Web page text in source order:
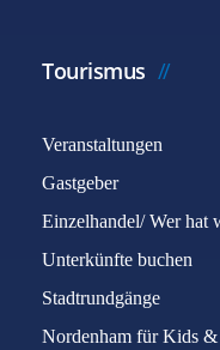
Tourismus
Veranstaltungen
Gastgeber
Einzelhandel/ Wer hat
Unterkünfte buchen
Stadtrundgänge
Nordenham für Kids &